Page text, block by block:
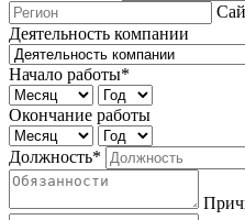
Деятельность компании
Начало работы*
Окончание работы
Должность*